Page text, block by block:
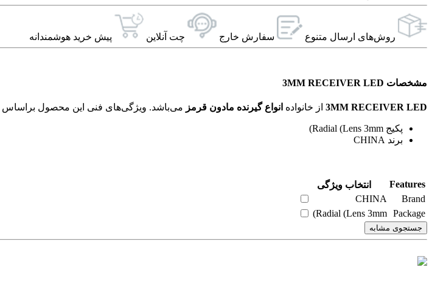
روش‌های ارسال‌ متنوع سفارش خارج چت آنلاین پیش خرید هوشمندانه
مشخصات 3MM RECEIVER LED
3MM RECEIVER LED از خانواده انواع گيرنده مادون قرمز
پکیج Radial (Lens 3mm)
برند CHINA
Features
انتخاب ویژگی
Brand
CHINA
Package
Radial (Lens 3mm)
جستجوی مشابه